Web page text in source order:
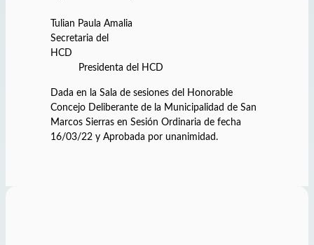
Tulian Paula Amalia
Secretaria del
HCD
Presidenta del HCD
Dada en la Sala de sesiones del Honorable
Concejo Deliberante de la Municipalidad de San
Marcos Sierras en Sesión Ordinaria de fecha
16/03/22 y Aprobada por unanimidad.